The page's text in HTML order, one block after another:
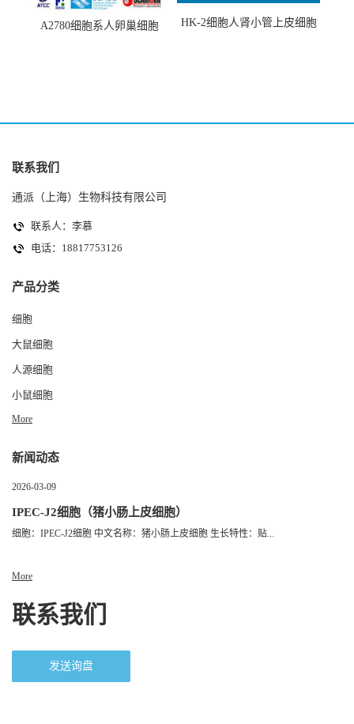
A2780细胞系人卵巢细胞
HK-2细胞人肾小管上皮细胞
联系我们
通派（上海）生物科技有限公司
联系人：李慕
电话：18817753126
产品分类
细胞
大鼠细胞
人源细胞
小鼠细胞
More
新闻动态
2026-03-09
IPEC-J2细胞（猪小肠上皮细胞）
细胞：IPEC-J2细胞 中文名称：猪小肠上皮细胞 生长特性：贴...
More
联系我们
发送询盘